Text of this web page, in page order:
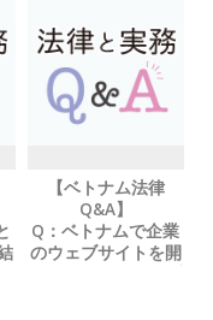
【ベトナム法律
Q&A】
Q：ベトナムで企業
のウェブサイトを開